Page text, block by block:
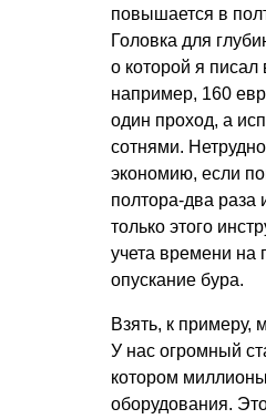
повышается в
Головка для
о которой я писал
например, 160
один проход, а
сотнями.
экономию, если
полтора-два раза
только этого
учета времени на
опускание бура.
Взять, к примеру,
У нас огромный
котором
оборудования.